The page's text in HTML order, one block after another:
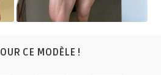
CE MODÈLE !